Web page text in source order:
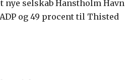
nye selskab Hanstholm Havn
og 49 procent til Thisted